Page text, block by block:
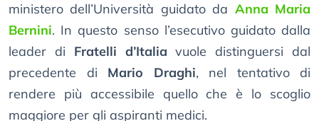
ministero dell’Università guidato da Anna Maria
Bernini. In questo senso l’esecutivo guidato dalla
leader di Fratelli d’Italia vuole distinguersi dal
precedente di Mario Draghi, nel tentativo di
rendere più accessibile quello che è lo scoglio
maggiore per gli aspiranti medici.